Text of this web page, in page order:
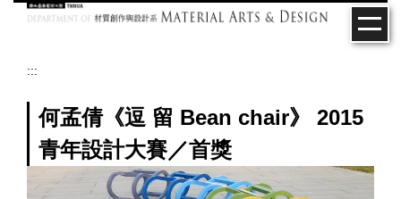
:::
何孟倩《逗 留 Bean chair》 2015
青年設計大賽／首獎